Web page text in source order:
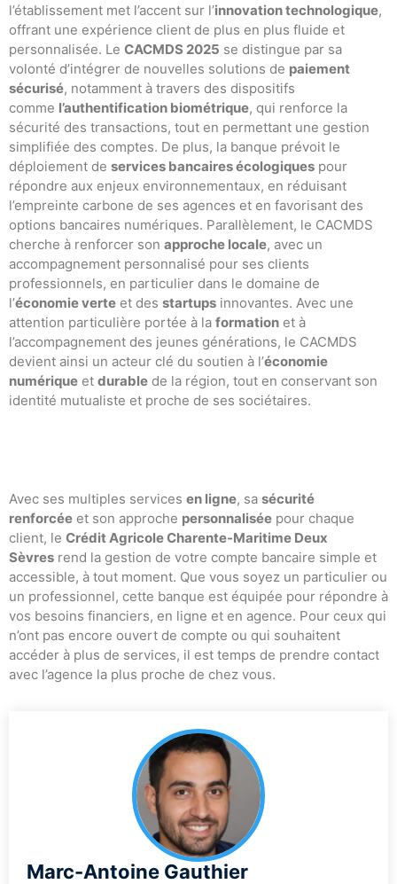
l’établissement met l’accent sur l’innovation technologique,
offrant une expérience client de plus en plus fluide et
personnalisée. Le CACMDS 2025 se distingue par sa
volonté d’intégrer de nouvelles solutions de paiement
sécurisé, notamment à travers des dispositifs
comme l’authentification biométrique, qui renforce la
sécurité des transactions, tout en permettant une gestion
simplifiée des comptes. De plus, la banque prévoit le
déploiement de services bancaires écologiques pour
répondre aux enjeux environnementaux, en réduisant
l’empreinte carbone de ses agences et en favorisant des
options bancaires numériques. Parallèlement, le CACMDS
cherche à renforcer son approche locale, avec un
accompagnement personnalisé pour ses clients
professionnels, en particulier dans le domaine de
l’économie verte et des startups innovantes. Avec une
attention particulière portée à la formation et à
l’accompagnement des jeunes générations, le CACMDS
devient ainsi un acteur clé du soutien à l’économie
numérique et durable de la région, tout en conservant son
identité mutualiste et proche de ses sociétaires.
Avec ses multiples services en ligne, sa sécurité
renforcée et son approche personnalisée pour chaque
client, le Crédit Agricole Charente-Maritime Deux
Sèvres rend la gestion de votre compte bancaire simple et
accessible, à tout moment. Que vous soyez un particulier ou
un professionnel, cette banque est équipée pour répondre à
vos besoins financiers, en ligne et en agence. Pour ceux qui
n’ont pas encore ouvert de compte ou qui souhaitent
accéder à plus de services, il est temps de prendre contact
avec l’agence la plus proche de chez vous.
Marc-Antoine Gauthier